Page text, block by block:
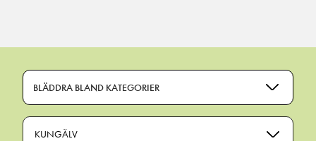
BLÄDDRA BLAND KATEGORIER
KUNGÄLV